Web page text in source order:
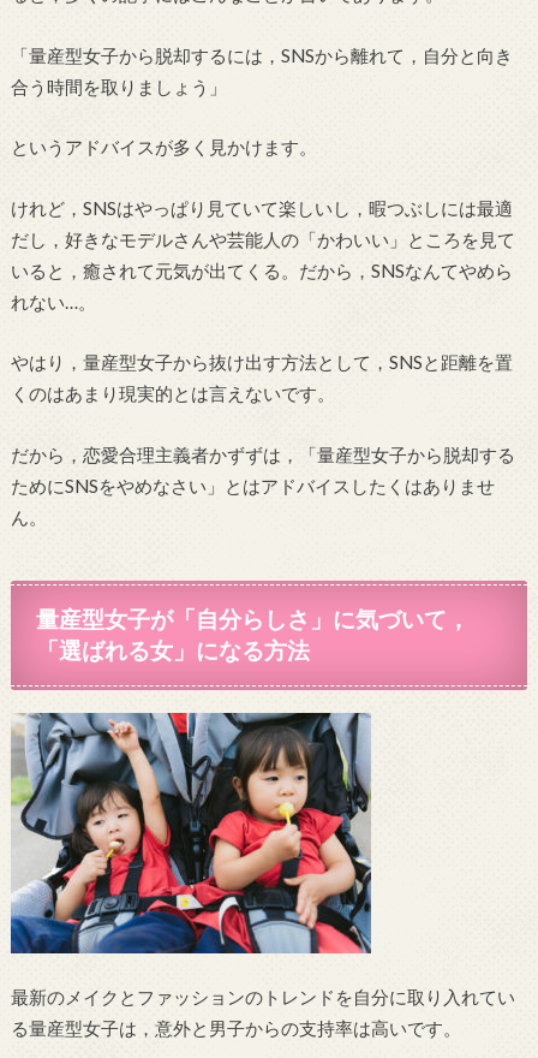
「量産型女子から脱却するには，SNSから離れて，自分と向き
合う時間を取りましょう」
というアドバイスが多く見かけます。
けれど，SNSはやっぱり見ていて楽しいし，暇つぶしには最適
だし，好きなモデルさんや芸能人の「かわいい」ところを見て
いると，癒されて元気が出てくる。だから，SNSなんてやめら
れない…。
やはり，量産型女子から抜け出す方法として，SNSと距離を置
くのはあまり現実的とは言えないです。
だから，恋愛合理主義者かずずは，「量産型女子から脱却する
ためにSNSをやめなさい」とはアドバイスしたくはありませ
ん。
量産型女子が「自分らしさ」に気づいて，
「選ばれる女」になる方法
最新のメイクとファッションのトレンドを自分に取り入れてい
る量産型女子は，意外と男子からの支持率は高いです。